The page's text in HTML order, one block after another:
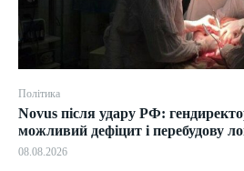
Політика
Novus після удару РФ:
можливий дефіцит і перебудову
08.08.2026